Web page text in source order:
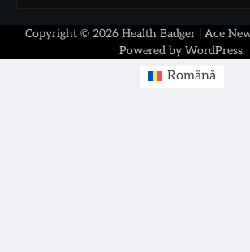
Copyright © 2026 Health Badger| Ace
Powered by WordPress.
Română